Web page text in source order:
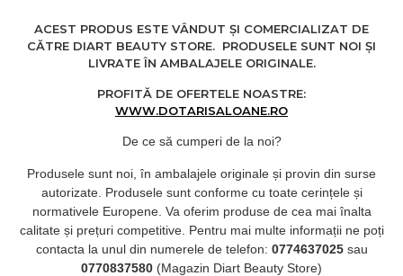
ACEST PRODUS ESTE VÂNDUT ȘI COMERCIALIZAT DE
CĂTRE DIART BEAUTY STORE. PRODUSELE SUNT NOI ȘI
LIVRATE ÎN AMBALAJELE ORIGINALE.
PROFITĂ DE OFERTELE NOASTRE:
WWW.DOTARISALOANE.RO
De ce să cumperi de la noi?
Produsele sunt noi, în ambalajele originale și provin din surse
autorizate. Produsele sunt conforme cu toate cerințele și
normativele Europene. Va oferim produse de cea mai înalta
calitate și prețuri competitive. Pentru mai multe informații ne poți
contacta la unul din numerele de telefon: 0774637025 sau
0770837580 (Magazin Diart Beauty Store)